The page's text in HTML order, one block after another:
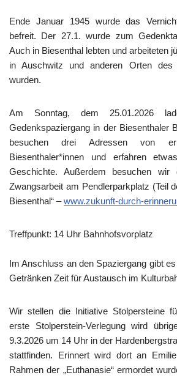
Ende Januar 1945 wurde das
befreit. Der 27.1. wurde zum
Auch in Biesenthal lebten und arbeiteten
in Auschwitz und anderen Orten des
wurden.
Am Sonntag, dem 25.01.2026
Gedenkspaziergang in der Biesenthaler
besuchen drei Adressen von
Biesenthaler*innen und erfahren
Geschichte. Außerdem besuchen wir
Zwangsarbeit am Pendlerparkplatz (Teil
Biesenthal“ –www.zukunft-durch-
Treffpunkt: 14 Uhr Bahnhofsvorplatz
Im Anschluss an den Spaziergang gibt
Getränken Zeit für Austausch im
Wir stellen die Initiative Stolpersteine
erste Stolperstein-Verlegung wird
9.3.2026 um 14 Uhr in der
stattfinden. Erinnert wird dort an
Rahmen der „Euthanasie“ ermordet